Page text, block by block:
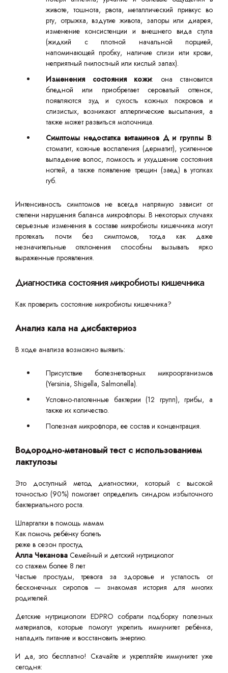
животе, тошнота, рвота, металлический привкус во
рту, отрыжка, вздутие живота, запоры или диарея,
изменение консистенции и внешнего вида стула
(жидкий с плотной начальной порцией,
напоминающей пробку, наличие слизи или крови,
неприятный гнилостный или кислый запах).
Изменения состояния кожи: она становится
бледной или приобретает сероватый оттенок,
появляются зуд и сухость кожных покровов и
слизистых, возникают аллергические высыпания, а
также может развиться молочница.
Симптомы недостатка витаминов Д и группы В:
стоматит, кожные воспаления (дерматит), усиленное
выпадение волос, ломкость и ухудшение состояния
ногтей, а также появление трещин (заед) в уголках
губ.
Интенсивность симптомов не всегда напрямую зависит от
степени нарушения баланса микрофлоры. В некоторых случаях
серьезные изменения в составе микробиоты кишечника могут
протекать почти без симптомов, тогда как даже
незначительные отклонения способны вызывать ярко
выраженные проявления.
Диагностика состояния микробиоты кишечника
Как проверить состояние микробиоты кишечника?
Анализ кала на дисбактериоз
В ходе анализа возможно выявить:
Присутствие болезнетворных микроорганизмов
(Yersinia, Shigella, Salmonella).
Условно-патогенные бактерии (12 групп), грибы, а
также их количество.
Полезная микрофлора, ее состав и концентрация.
Водородно-метановый тест с использованием
лактулозы
Это доступный метод диагностики, который с высокой
точностью (90%) помогает определить синдром избыточного
бактериального роста.
Шпаргалки в помощь мамам
Как помочь ребёнку болеть
реже в сезон простуд
Алла Чеканова Семейный и детский нутрициолог
со стажем более 8 лет
Частые простуды, тревога за здоровье и усталость от
бесконечных сиропов — знакомая история для многих
родителей.
Детские нутрициологи EDPRO собрали подборку полезных
материалов, которые помогут укрепить иммунитет ребёнка,
наладить питание и восстановить энергию.
И да, это бесплатно! Скачайте и укрепляйте иммунитет уже
сегодня: